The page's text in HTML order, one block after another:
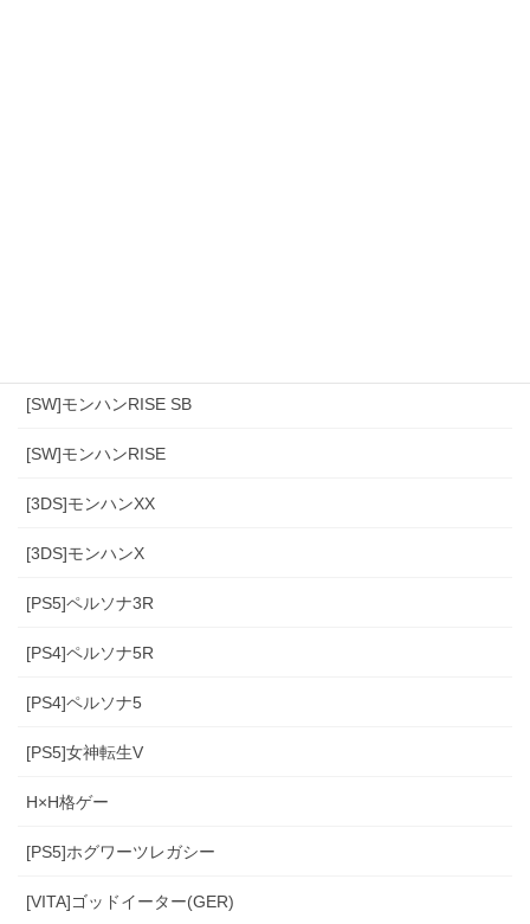
[SW]モンハンRISE SB
[SW]モンハンRISE
[3DS]モンハンXX
[3DS]モンハンX
[PS5]ペルソナ3R
[PS4]ペルソナ5R
[PS4]ペルソナ5
[PS5]女神転生V
H×H格ゲー
[PS5]ホグワーツレガシー
[VITA]ゴッドイーター(GER)